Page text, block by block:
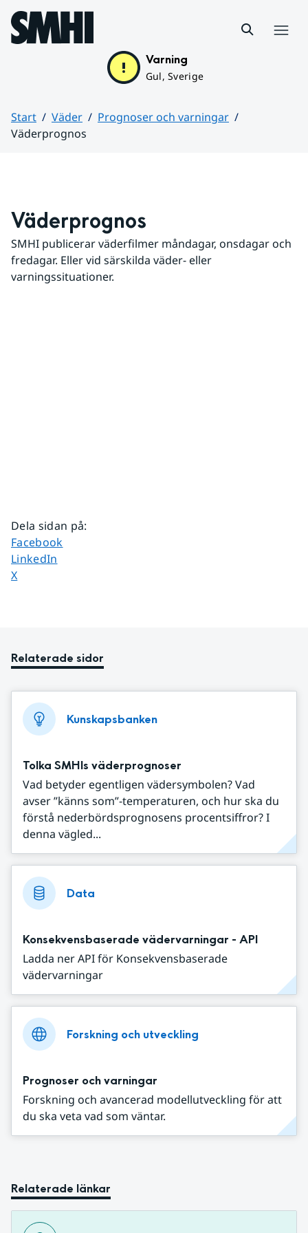
Hoppa till sidans innehåll
Varning
Gul, Sverige
Start Väder
Prognoser och varningar
Väderprognos
Väderprognos
SMHI publicerar väderfilmer måndagar, onsdagar och
fredagar. Eller vid särskilda väder- eller
varningssituationer.
Dela sidan på:
Dela sidan på
Facebook
Dela sidan på
LinkedIn
Dela sidan på
X
Relaterade sidor
Kunskapsbanken
Tolka SMHIs väderprognoser
Vad betyder egentligen vädersymbolen? Vad
avser ”känns som”-temperaturen, och hur ska du
förstå nederbördsprognosens procentsiffror? I
denna vägled...
Data
Konsekvensbaserade vädervarningar - API
Ladda ner API för Konsekvensbaserade
vädervarningar
Forskning och utveckling
Prognoser och varningar
Forskning och avancerad modellutveckling för att
du ska veta vad som väntar.
Relaterade länkar